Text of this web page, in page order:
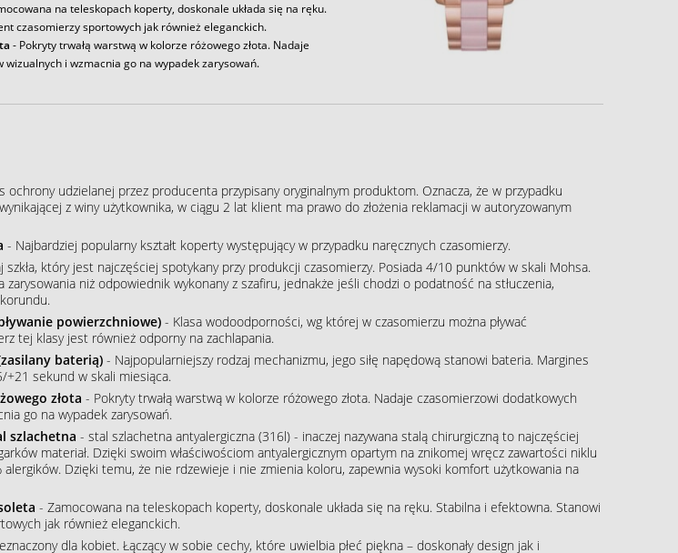
na teleskopach koperty, doskonale układa się na ręku.
czasomierzy sportowych jak również eleganckich.
- Pokryty trwałą warstwą w kolorze różowego złota. Nadaje
i wzmacnia go na wypadek zarysowań.
ochrony udzielanej przez producenta przypisany oryginalnym produktom. Oznacza, że w przypadku
z winy użytkownika, w ciągu 2 lat klient ma prawo do złożenia reklamacji w autoryzowanym
- Najbardziej popularny kształt koperty występujący w przypadku naręcznych czasomierzy.
szkła, który jest najczęściej spotykany przy produkcji czasomierzy. Posiada 4/10 punktów w skali Mohsa.
niż odpowiednik wykonany z szafiru, jednakże jeśli chodzi o podatność na stłuczenia,
powierzchniowe)- Klasa wodoodporności, wg której w czasomierzu można pływać
tej klasy jest również odporny na zachlapania.
baterią)- Najpopularniejszy rodzaj mechanizmu, jego siłę napędową stanowi bateria. Margines
+21 sekund w skali miesiąca.
złota - Pokryty trwałą warstwą w kolorze różowego złota. Nadaje czasomierzowi dodatkowych
go na wypadek zarysowań.
szlachetna - stal szlachetna antyalergiczna (316l) - inaczej nazywana stalą chirurgiczną to najczęściej
materiał. Dzięki swoim właściwościom antyalergicznym opartym na znikomej wręcz zawartości niklu
alergików. Dzięki temu, że nie rdzewieje i nie zmienia koloru, zapewnia wysoki komfort użytkowania na
- Zamocowana na teleskopach koperty, doskonale układa się na ręku. Stabilna i efektowna. Stanowi
jak również eleganckich.
dla kobiet. Łączący w sobie cechy, które uwielbia płeć piękna – doskonały design jak i